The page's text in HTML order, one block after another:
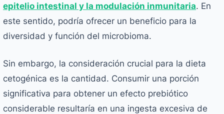
epitelio intestinal y la modulación inmunitaria. En
este sentido, podría ofrecer un beneficio para la
diversidad y función del microbioma.
Sin embargo, la consideración crucial para la dieta
cetogénica es la cantidad. Consumir una porción
significativa para obtener un efecto prebiótico
considerable resultaría en una ingesta excesiva de